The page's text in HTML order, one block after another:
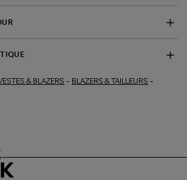
& BLAZERS - BLAZERS & TAILLEURS -